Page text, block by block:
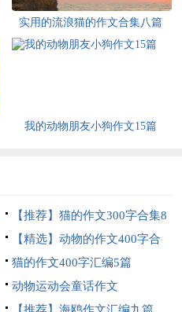
实用的流浪猫的作文合集八篇
我的动物朋友小狗作文15篇
【推荐】猫的作文300字合集8
篇 【精选】动物的作文400字合
集5篇
猫的作文400字汇编5篇
动物运动会童话作文
【推荐】海鸥作文汇编九篇